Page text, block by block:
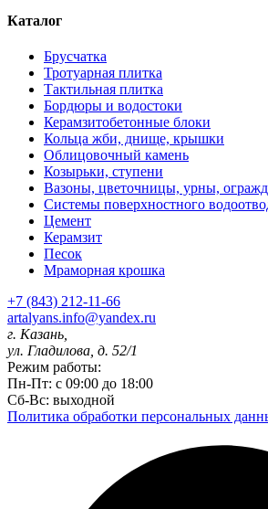
Каталог
Брусчатка
Тротуарная плитка
Тактильная плитка
Бордюры и водостоки
Керамзитобетонные блоки
Кольца жби, днище, крышки
Облицовочный камень
Козырьки, ступени
Вазоны, цветочницы, урны,
Системы поверхностного
Цемент
Керамзит
Песок
Мраморная крошка
+7 (843) 212-11-66
artalyans.info@yandex.ru
г. Казань,
ул. Гладилова, д. 52/1
Режим работы:
Пн-Пт: с 09:00 до 18:00
Сб-Вс: выходной
Политика обработки персональных